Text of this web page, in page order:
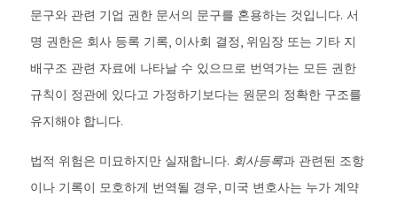
문구와 관련 기업 권한 문서의 문구를 혼용하는 것입니다. 서
명 권한은 회사 등록 기록, 이사회 결정, 위임장 또는 기타 지
배구조 관련 자료에 나타날 수 있으므로 번역가는 모든 권한
규칙이 정관에 있다고 가정하기보다는 원문의 정확한 구조를
유지해야 합니다.
법적 위험은 미묘하지만 실재합니다. 회사등록과 관련된 조항
이나 기록이 모호하게 번역될 경우, 미국 변호사는 누가 계약